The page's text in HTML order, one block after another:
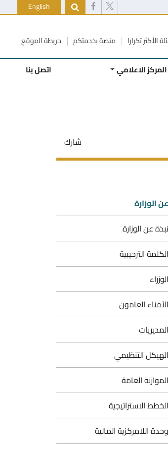
English
الأكثر تكرارا منصة بخدمتكم خريطة الموقع
المركز الاعلامي اتصل بنا
شارك
عن الوزارة
نبذة عن الوزارة
الكلمة الترحيبية
الوزراء
الأمناء العامون
المديريات
الهيكل التنظيمي
الموازنة العامة
الخطط الاستراتيجية
وحدة اللامركزية المالية